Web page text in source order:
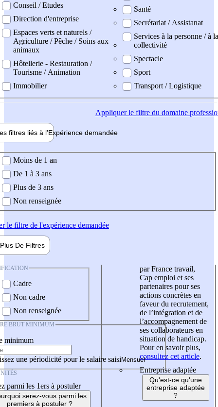
Conseil / Etudes
Direction d'entreprise
Espaces verts et naturels /
Agriculture / Pêche / Soins aux
animaux
Hôtellerie - Restauration /
Tourisme / Animation
Immobilier
Santé
Secrétariat / Assistanat
Services à la personne / à la
collectivité
Spectacle
Sport
Transport / Logistique
Appliquerle filtre du domaine
filtres liés à l'Expérience demandée
demandée
Moins de 1 an
De 1 à 3 ans
Plus de 3 ans
Non renseignée
le filtre de l'expérience demandée
Plus De Filtres
Cadre
Non cadre
Non renseignée
BRUT MINIMUM
minimum
une périodicité pour le salaire saisi
parmi les 1ers à postuler
serez-vous parmi les
premiers à postuler ?
par France travail,
Cap emploi et ses
partenaires pour ses
actions concrètes en
faveur du recrutement,
de l’intégration et de
l’accompagnement de
ses collaborateurs en
situation de handicap.
Pour en savoir plus,
consultez cet article.
Entreprise adaptée
Qu'est-ce qu'une
entreprise adaptée
?